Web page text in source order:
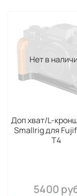
Нет в
Доп хват/L-
Smallrig для
T4
5400